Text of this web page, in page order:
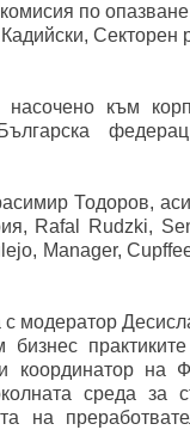
по
Секторен
към
Тодоров,
Rafal Rudzki,
Manager,
модератор
бизнес
и координатор
среда за
на